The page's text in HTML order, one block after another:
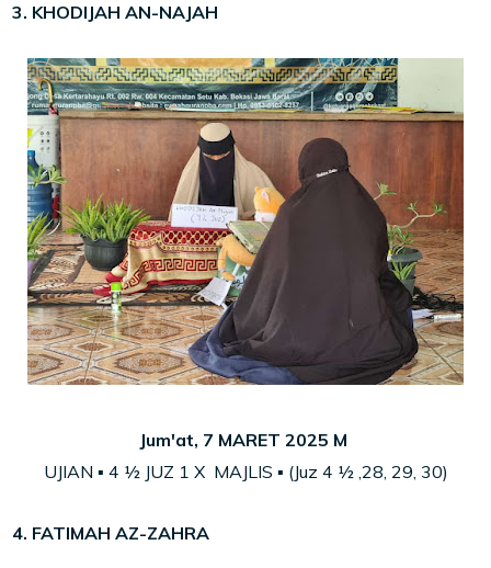
3. KHODIJAH AN-NAJAH
Jum'at, 7 MARET 2025 M
UJIAN ▪ 4 ½JUZ 1 X MAJLIS ▪ (Juz 4 ½ ,28, 29, 30)
4. FATIMAH AZ-ZAHRA